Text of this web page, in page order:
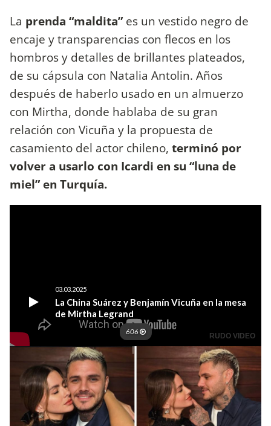
La prenda “maldita”es un vestido negro de
encaje y transparencias con flecos en los
hombros y detalles de brillantes plateados,
de su cápsula con Natalia Antolin. Años
después de haberlo usado en un almuerzo
con Mirtha, donde hablaba de su gran
relación con Vicuña y la propuesta de
casamiento del actor chileno, terminó por
volver a usarlo con Icardi en su “luna de
miel” en Turquía.